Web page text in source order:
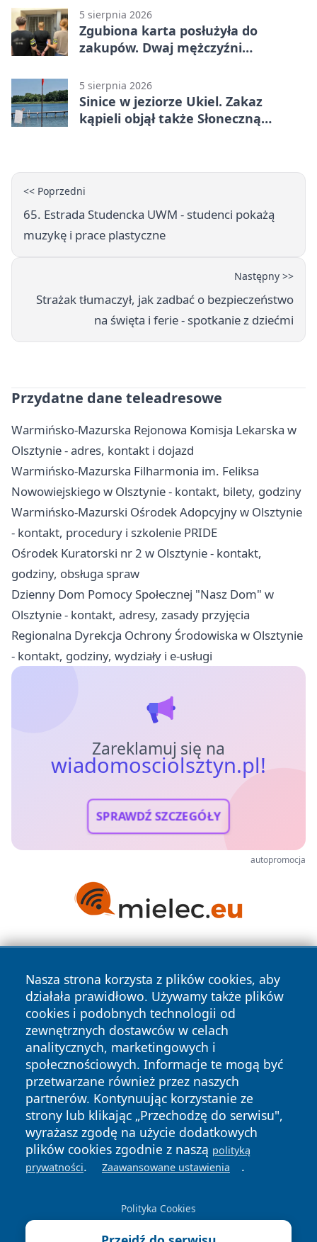
5 sierpnia 2026
Zgubiona karta posłużyła do
zakupów. Dwaj mężczyźni
5 sierpnia 2026
Sinice w jeziorze Ukiel. Zakaz
kąpieli objął także Słoneczną
<< Poprzedni
65. Estrada Studencka UWM - studenci pokażą
muzykę i prace plastyczne
Następny >>
Strażak tłumaczył, jak zadbać o bezpieczeństwo
na święta i ferie - spotkanie z dziećmi
Przydatne dane teleadresowe
Warmińsko-Mazurska Rejonowa Komisja Lekarska w
Olsztynie - adres, kontakt i dojazd
Warmińsko-Mazurska Filharmonia im. Feliksa
Nowowiejskiego w Olsztynie - kontakt, bilety, godziny
Warmińsko-Mazurski Ośrodek Adopcyjny w Olsztynie
- kontakt, procedury i szkolenie PRIDE
Ośrodek Kuratorski nr 2 w Olsztynie - kontakt,
godziny, obsługa spraw
Dzienny Dom Pomocy Społecznej "Nasz Dom" w
Olsztynie - kontakt, adresy, zasady przyjęcia
Regionalna Dyrekcja Ochrony Środowiska w Olsztynie
- kontakt, godziny, wydziały i e-usługi
Zareklamuj się na
wiadomosciolsztyn.pl!
SPRAWDŹ SZCZEGÓŁY
autopromocja
Nasza strona korzysta z plików cookies, aby
działała prawidłowo. Używamy także plików
cookies i podobnych technologii od
zewnętrznych dostawców w celach
analitycznych, marketingowych i
społecznościowych. Informacje te mogą być
przetwarzane również przez naszych
partnerów. Kontynuując korzystanie ze
strony lub klikając „Przechodzę do serwisu",
wyrażasz zgodę na użycie dodatkowych
plików cookies zgodnie z naszą polityką
prywatności. Zaawansowane ustawienia .
Polityka Cookies
Copyright © 2026 wiadomosciolsztyn.pl Wszystkie prawa
zastrzeżone.
News Autorzy
Polityka
Prywatności
Polityka
Cookies